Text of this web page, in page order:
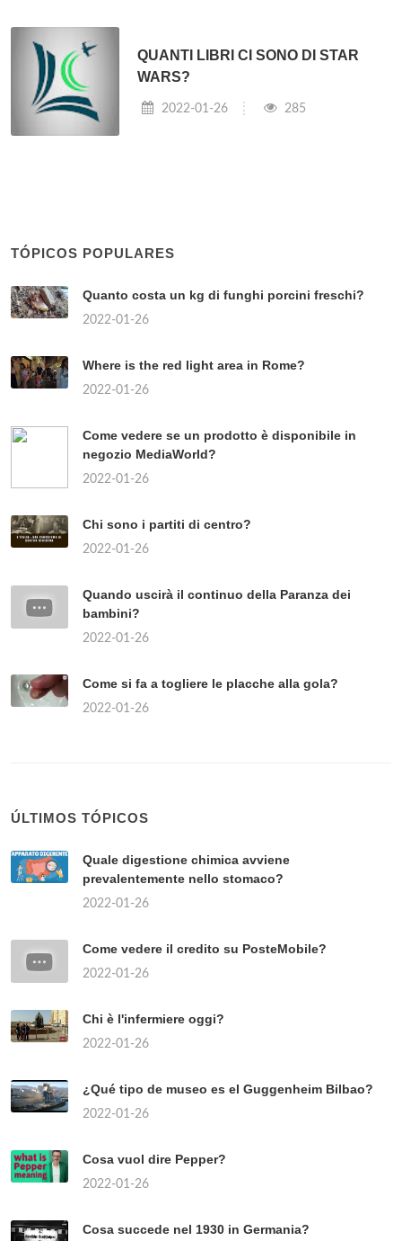
QUANTI LIBRI CI SONO DI STAR
WARS?
2022-01-26 285
TÓPICOS POPULARES
Quanto costa un kg di funghi porcini freschi?
2022-01-26
Where is the red light area in Rome?
2022-01-26
Come vedere se un prodotto è disponibile in
negozio MediaWorld?
2022-01-26
Chi sono i partiti di centro?
2022-01-26
Quando uscirà il continuo della Paranza dei
bambini?
2022-01-26
Come si fa a togliere le placche alla gola?
2022-01-26
ÚLTIMOS TÓPICOS
Quale digestione chimica avviene
prevalentemente nello stomaco?
2022-01-26
Come vedere il credito su PosteMobile?
2022-01-26
Chi è l'infermiere oggi?
2022-01-26
¿Qué tipo de museo es el Guggenheim Bilbao?
2022-01-26
Cosa vuol dire Pepper?
2022-01-26
Cosa succede nel 1930 in Germania?